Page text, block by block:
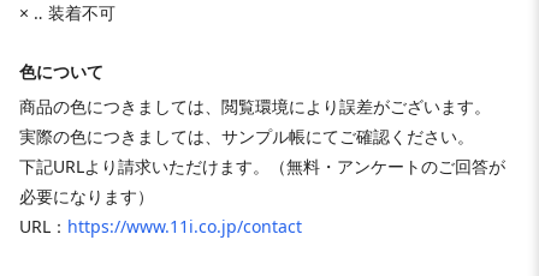
× ‥ 装着不可
色について
商品の色につきましては、閲覧環境により誤差がございます。
実際の色につきましては、サンプル帳にてご確認ください。
下記URLより請求いただけます。（無料・アンケートのご回答が
必要になります）
URL： https://www.11i.co.jp/contact